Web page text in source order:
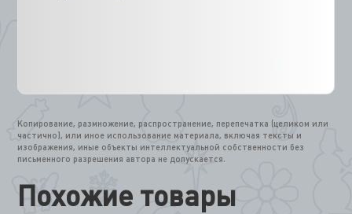
Копирование, размножение, распространение, перепечатка (целиком или
частично), или иное использование материала, включая тексты и
изображения, иные объекты интеллектуальной собственности без
письменного разрешения автора не допускается.
Похожие товары
*